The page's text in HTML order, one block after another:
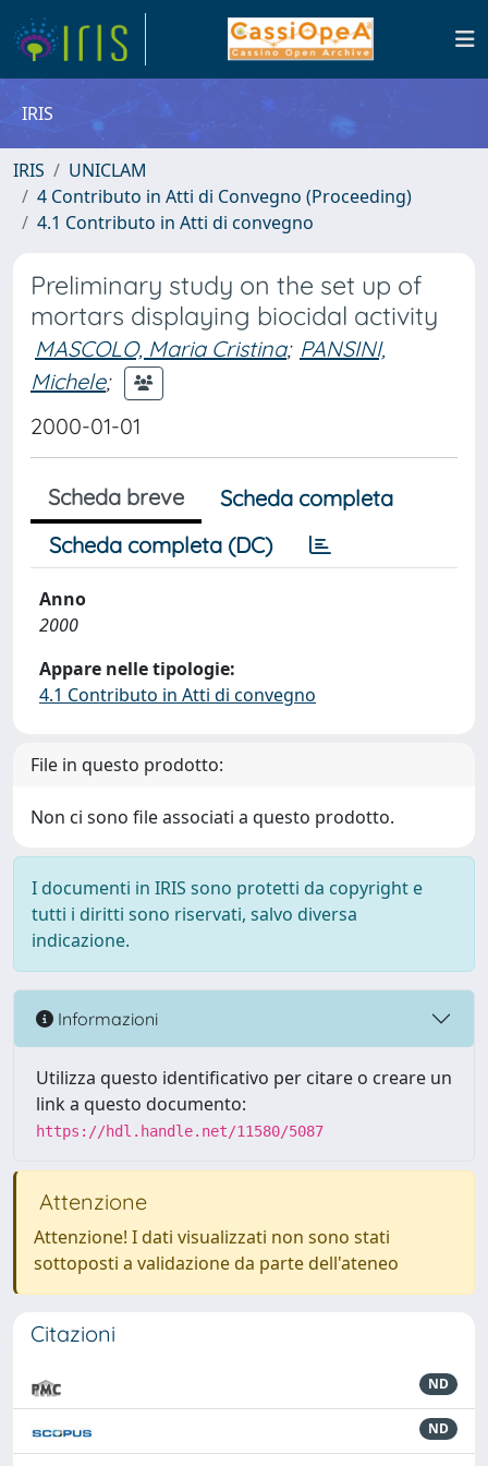
IRIS
IRIS
UNICLAM
4 Contributo in Atti di Convegno (Proceeding)
4.1 Contributo in Atti di convegno
Preliminary study on the set up of
mortars displaying biocidal activity
MASCOLO, Maria Cristina; PANSINI,
Michele;
2000-01-01
Scheda breve
Scheda completa
Scheda completa (DC)
Anno
2000
Appare nelle tipologie:
4.1 Contributo in Atti di convegno
File in questo prodotto:
Non ci sono file associati a questo prodotto.
I documenti in IRIS sono protetti da copyright e
tutti i diritti sono riservati, salvo diversa
indicazione.
Informazioni
Utilizza questo identificativo per citare o creare un
link a questo documento:
https://hdl.handle.net/11580/5087
Attenzione
Attenzione! I dati visualizzati non sono stati
sottoposti a validazione da parte dell'ateneo
Citazioni
ND
ND